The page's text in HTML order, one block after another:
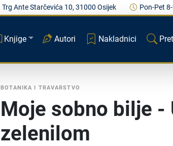
Trg Ante Starčevića 10, 31000 Osijek Pon-Pet
Knjige Autori Nakladnici
BOTANIKA I TRAVARSTVO
Moje sobno bilje -
zelenilom